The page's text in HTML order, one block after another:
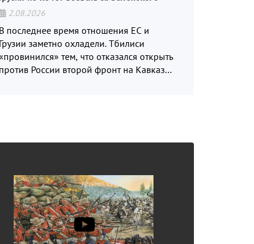
2.08.2026
В последнее время отношения ЕС и
Грузии заметно охладели. Тбилиси
тем, что отказался открыть
против России второй фронт на Кавказе,